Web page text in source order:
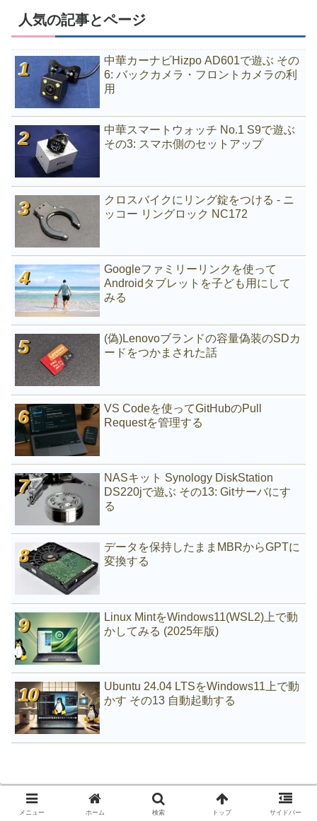
人気の記事とページ
中華カーナビHizpo AD601で遊ぶ その
6: バックカメラ・フロントカメラの利
用
中華スマートウォッチ No.1 S9で遊ぶ
その3: スマホ側のセットアップ
クロスバイクにリング錠をつける - ニ
ッコー リングロック NC172
Googleファミリーリンクを使って
Androidタブレットを子ども用にして
みる
(偽)Lenovoブランドの容量偽装のSDカ
ードをつかまされた話
VS Codeを使ってGitHubのPull
Requestを管理する
NASキット Synology DiskStation
DS220jで遊ぶ その13: Gitサーバにす
る
データを保持したままMBRからGPTに
変換する
Linux MintをWindows11(WSL2)上で動
かしてみる (2025年版)
Ubuntu 24.04 LTSをWindows11上で動
かす その13 自動起動する
メニュー ホーム 検索 トップ サイドバー